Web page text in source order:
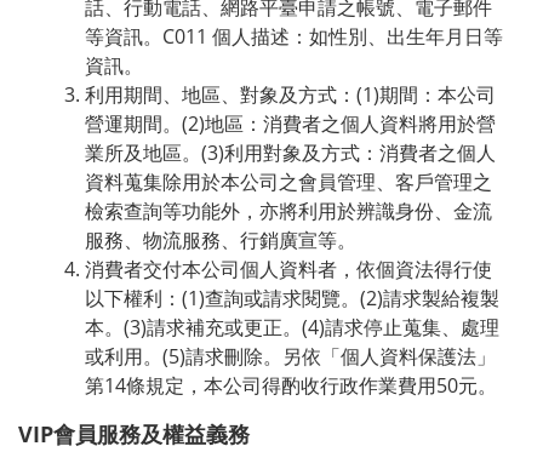
話、行動電話、網路平臺申請之帳號、電子郵件
等資訊。C011 個人描述：如性別、出生年月日等
資訊。
利用期間、地區、對象及方式：(1)期間：本公司
營運期間。(2)地區：消費者之個人資料將用於營
業所及地區。(3)利用對象及方式：消費者之個人
資料蒐集除用於本公司之會員管理、客戶管理之
檢索查詢等功能外，亦將利用於辨識身份、金流
服務、物流服務、行銷廣宣等。
消費者交付本公司個人資料者，依個資法得行使
以下權利：(1)查詢或請求閱覽。(2)請求製給複製
本。(3)請求補充或更正。(4)請求停止蒐集、處理
或利用。(5)請求刪除。另依「個人資料保護法」
第14條規定，本公司得酌收行政作業費用50元。
VIP會員服務及權益義務